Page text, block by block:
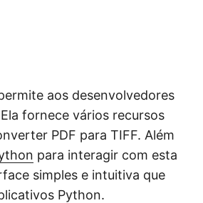
aos desenvolvedores
fornece vários recursos
PDF para TIFF. Além
para interagir com esta
simples e intuitiva que
Python.